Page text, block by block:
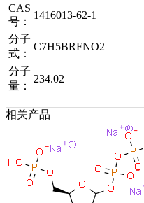
CAS
号：
1416013-62-1
分子
式：
C7H5BRFNO2
分子
量：
234.02
相关产品